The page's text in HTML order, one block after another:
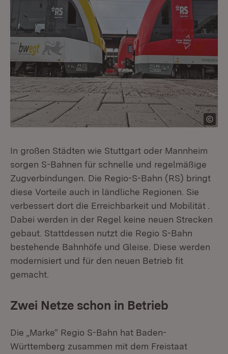
In großen Städten wie Stuttgart oder Mannheim
sorgen S-Bahnen für schnelle und regelmäßige
Zugverbindungen. Die Regio-S-Bahn (RS) bringt
diese Vorteile auch in ländliche Regionen. Sie
verbessert dort die Erreichbarkeit und Mobilität .
Dabei werden in der Regel keine neuen Strecken
gebaut. Stattdessen nutzt die Regio S-Bahn
bestehende Bahnhöfe und Gleise. Diese werden
modernisiert und für den neuen Betrieb fit
gemacht.
Zwei Netze schon in Betrieb
Die „Marke“ Regio S-Bahn hat Baden-
Württemberg zusammen mit dem Freistaat